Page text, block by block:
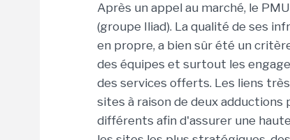
Après un appel au marché, le
(groupe Iliad). La qualité de ses
en propre, a bien sûr été un
des équipes et surtout les
des services offerts. Les liens
sites à raison de deux adductions
différents afin d'assurer une